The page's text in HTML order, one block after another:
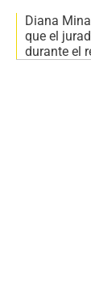
Diana
que el
durante el